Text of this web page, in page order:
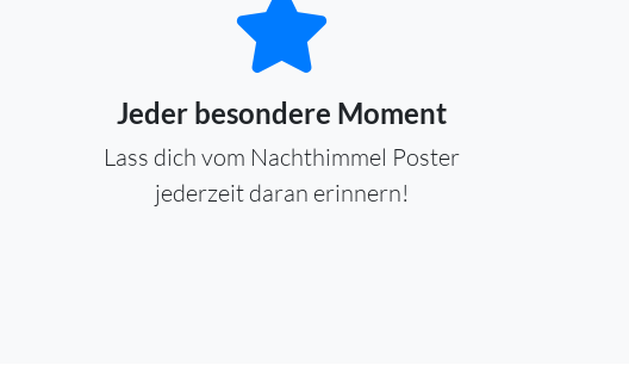
Jeder besondere Moment
Lass dich vom Nachthimmel Poster
jederzeit daran erinnern!